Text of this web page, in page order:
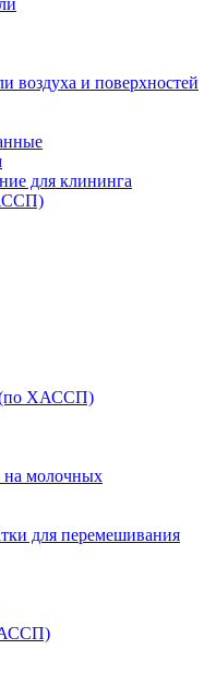
воздуха и поверхностей
для клининга
(по ХАССП)
на молочных
для перемешивания